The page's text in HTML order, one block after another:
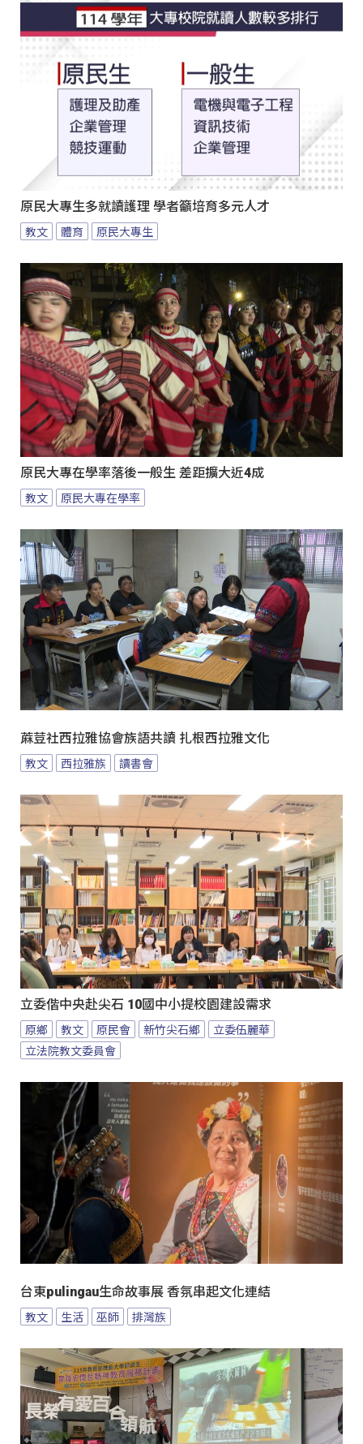
原民大專生多就讀護理 學者籲培育多元人才
教文 體育 原民大專生
原民大專在學率落後一般生 差距擴大近4成
教文 原民大專在學率
蔴荳社西拉雅協會族語共讀 扎根西拉雅文化
教文 西拉雅族 讀書會
立委偕中央赴尖石 10國中小提校園建設需求
原鄉 教文 原民會 新竹尖石鄉
立委伍麗華
立法院教文委員會
台東pulingau生命故事展 香氛串起文化連結
教文 生活 巫師 排灣族